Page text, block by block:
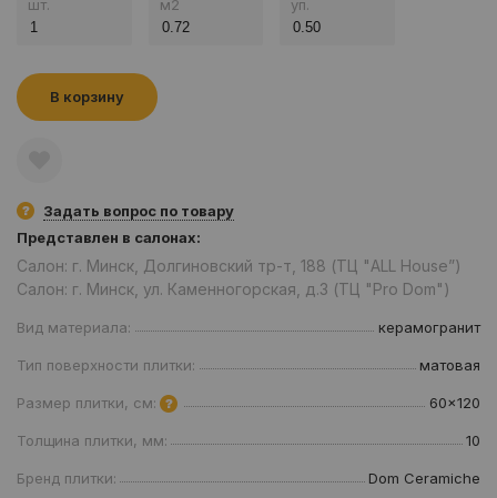
шт. м2 уп.
В корзину
Задать вопрос по товару
Представлен в салонах:
Салон: г. Минск, Долгиновский тр-т, 188 (ТЦ "ALL House”)
Салон: г. Минск, ул. Каменногорская, д.3 (ТЦ "Pro Dom")
Вид материала: керамогранит
Тип поверхности плитки: матовая
Размер плитки, см: 60x120
Толщина плитки, мм: 10
Бренд плитки: Dom Ceramiche